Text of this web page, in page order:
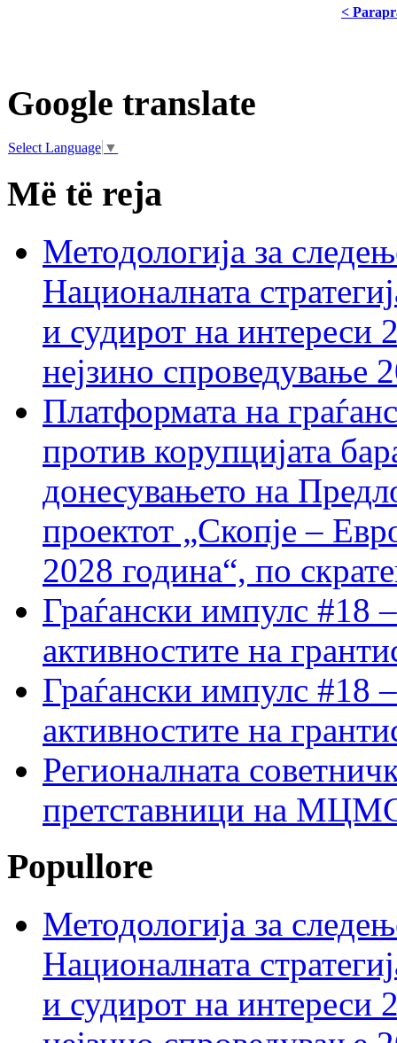
<
Google translate
Select Language ▼
Më të reja
Методологија за
Националната
и судирот на интереси
нејзино спроведување
Платформата на
против корупцијата
донесувањето на
проектот „Скопје –
2028 година“, по
Граѓански импулс #18
активностите на
Граѓански импулс #18
активностите на
Регионалната
претставници на МЦМС
Popullore
Методологија за
Националната
и судирот на интереси